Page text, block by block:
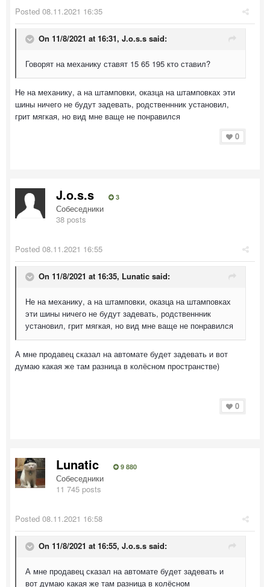
Posted 08.11.2021 16:35
On 11/8/2021 at 16:31, J.o.s.s said:
Говорят на механику ставят 15 65 195 кто ставил?
Не на механику, а на штамповки, оказца на штамповках эти
шины ничего не будут задевать, родственнник установил,
грит мягкая, но вид мне ваще не понравился
0
J.o.s.s 3
Собеседники
38 posts
Posted 08.11.2021 16:55
On 11/8/2021 at 16:35, Lunatic said:
Не на механику, а на штамповки, оказца на штамповках
эти шины ничего не будут задевать, родственнник
установил, грит мягкая, но вид мне ваще не понравился
А мне продавец сказал на автомате будет задевать и вот
думаю какая же там разница в колёсном пространстве)
0
Lunatic 9 880
Собеседники
11 745 posts
Posted 08.11.2021 16:58
On 11/8/2021 at 16:55, J.o.s.s said:
А мне продавец сказал на автомате будет задевать и
вот думаю какая же там разница в колёсном